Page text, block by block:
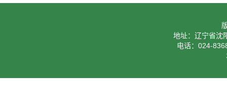
地址：辽宁省沈
电话：024-